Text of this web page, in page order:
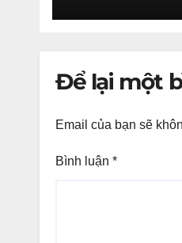
Để lại một
Email của bạn sẽ
Bình luận *